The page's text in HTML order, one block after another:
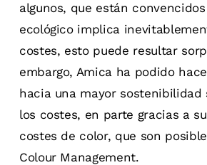
algunos, que están
ecológico implica
costes, esto puede resultar
embargo, Amica ha podido
hacia una mayor sostenibilidad
los costes, en parte gracias a
costes de color, que son
Colour Management.